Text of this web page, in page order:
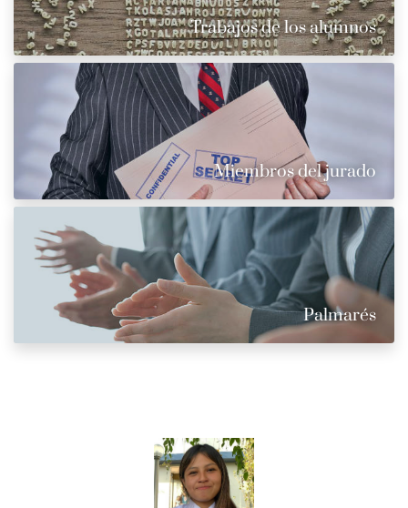
Trabajos de los alumnos
Miembros del jurado
Palmarés